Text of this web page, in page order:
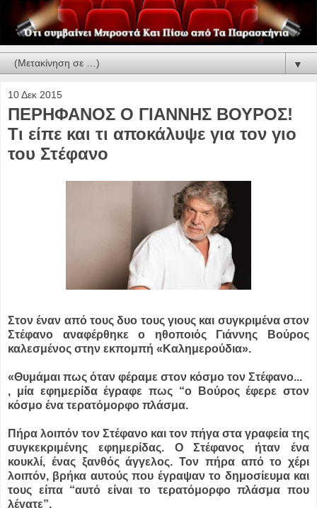
▼
10 Δεκ 2015
ΠΕΡΗΦΑΝΟΣ Ο ΓΙΑΝΝΗΣ ΒΟΥΡΟΣ!
Τι είπε και τι αποκάλυψε για τον γιο
του Στέφανο
Στον έναν από τους δυο τους γιους και συγκριμένα στον
Στέφανο αναφέρθηκε ο ηθοποιός Γιάννης Βούρος
καλεσμένος στην εκπομπή «Καλημερούδια».
«Θυμάμαι πως όταν φέραμε στον κόσμο τον Στέφανο...
, μία εφημερίδα έγραφε πως “ο Βούρος έφερε στον
κόσμο ένα τερατόμορφο πλάσμα.
Πήρα λοιπόν τον Στέφανο και τον πήγα στα γραφεία της
συγκεκριμένης εφημερίδας. Ο Στέφανος ήταν ένα
κουκλί, ένας ξανθός άγγελος. Τον πήρα από το χέρι
λοιπόν, βρήκα αυτούς που έγραψαν το δημοσίευμα και
τους είπα “αυτό είναι το τερατόμορφο πλάσμα που
λέγατε”.